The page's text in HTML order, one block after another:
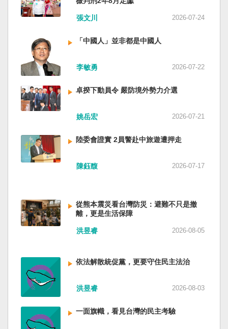
四五年八一五台灣獨立了，台灣早已是聯合國會
員國，也不至於迄今仍以國體不明的身分爭取加
爭。當然也沒有以反共為名、行專政之實的卅八
年戒嚴讓許多政治受難者的母親長期在黑夜哭
泣。 如果一九四五年八一五台灣獨立了，台灣早
已民主化，不必有長期戒嚴體制的壓迫，也沒有
隨中國國民黨從中國流亡到台灣形成的流亡殖民
群落留下來的遺民問題。漢字文化圈的國家台灣
會傳承更多日本留下來的風貌，如果吸引中國人
來台也是中國僑民或台灣新住民、新國民，而不
了，台灣早就是一個小而美的民主國家，不必在
國民養成過程的教育被教導成一個虛構的大國，
也不會有見證二二八事件的美國副領事葛超智
北相連，四面海域環抱，是島嶼國度不是大陸國
家。 一九四五年八一五，台灣人在祖國的迷惘與
迷障中做了錯誤的選擇，不只造成台灣集體命運
的坎坷挫折，也影響中國的國家分裂。民主化後
好好建構我們尚未正常化的國家。台灣是小而
美、豐裕而堅強，在太平洋西南海域，一個閃亮
的國家。 中國啊！請獨立於台灣之外吧！如果在
意收拾「中華民國」這個你們立鑄為繼承之國碑
史的了結，寫下句點。生活在台灣的人們應共同
起造一個對「中國」不構成侵權的新國家，開啟
張文川 2026-07-24
「中國人」並非都是中國人
李敏勇 2026-07-22
卓揆下動員令 嚴防境外勢力介選
姚岳宏 2026-07-21
陸委會證實 2員警赴中旅遊遭押走
陳鈺馥 2026-07-17
從熊本震災看台灣防災：避難不只是撤
離，更是生活保障
洪昱睿 2026-08-05
依法解散統促黨，更要守住民主法治
洪昱睿 2026-08-03
一面旗幟，看見台灣的民主考驗